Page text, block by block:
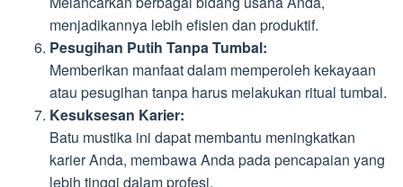
menjadikannya lebih efisien dan produktif.
Pesugihan Putih Tanpa Tumbal:
Memberikan manfaat dalam memperoleh kekayaan
atau pesugihan tanpa harus melakukan ritual tumbal.
Kesuksesan Karier:
Batu mustika ini dapat membantu meningkatkan
karier Anda, membawa Anda pada pencapaian yang
lebih tinggi dalam profesi.